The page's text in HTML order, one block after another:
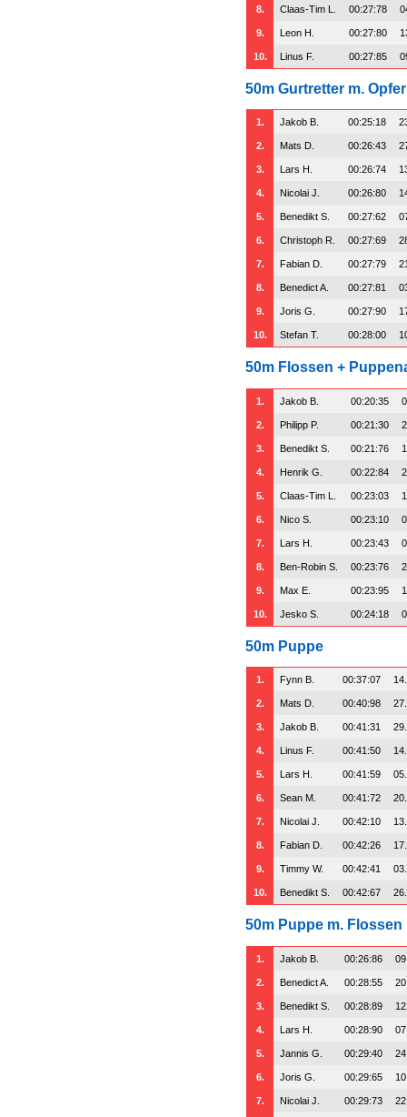
8. Claas-Tim L. 00:27:78
9. Leon H. 00:27:80
10. Linus F. 00:27:85
50m Gurtretter m. Opfer
1. Jakob B. 00:25:18
2. Mats D. 00:26:43
3. Lars H. 00:26:74
4. Nicolai J. 00:26:80
5. Benedikt S. 00:27:62
6. Christoph R. 00:27:69
7. Fabian D. 00:27:79
8. Benedict A. 00:27:81
9. Joris G. 00:27:90
10. Stefan T. 00:28:00
50m Flossen +
1. Jakob B. 00:20:35
2. Philipp P. 00:21:30
3. Benedikt S. 00:21:76
4. Henrik G. 00:22:84
5. Claas-Tim L. 00:23:03
6. Nico S. 00:23:10
7. Lars H. 00:23:43
8. Ben-Robin S. 00:23:76
9. Max E. 00:23:95
10. Jesko S. 00:24:18
50m Puppe
1. Fynn B. 00:37:07
2. Mats D. 00:40:98
3. Jakob B. 00:41:31
4. Linus F. 00:41:50
5. Lars H. 00:41:59
6. Sean M. 00:41:72
7. Nicolai J. 00:42:10
8. Fabian D. 00:42:26
9. Timmy W. 00:42:41
10. Benedikt S. 00:42:67
50m Puppe m. Flossen
1. Jakob B. 00:26:86
2. Benedict A. 00:28:55
3. Benedikt S. 00:28:89
4. Lars H. 00:28:90
5. Jannis G. 00:29:40
6. Joris G. 00:29:65
7. Nicolai J. 00:29:73